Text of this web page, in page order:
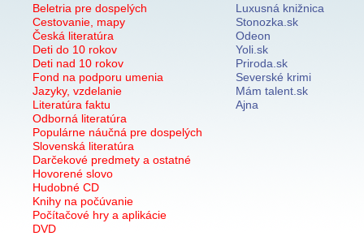
Beletria pre dospelých
Cestovanie, mapy
Česká literatúra
Deti do 10 rokov
Deti nad 10 rokov
Fond na podporu umenia
Jazyky, vzdelanie
Literatúra faktu
Odborná literatúra
Populárne náučná pre dospelých
Slovenská literatúra
Darčekové predmety a ostatné
Hovorené slovo
Hudobné CD
Knihy na počúvanie
Počítačové hry a aplikácie
DVD
Luxusná knižnica
Stonozka.sk
Odeon
Yoli.sk
Priroda.sk
Severské krimi
Mám talent.sk
Ajna